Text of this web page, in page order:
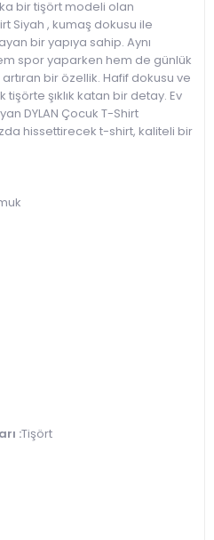
bir tişört modeli olan
Siyah , kumaş dokusu ile
bir yapıya sahip. Aynı
spor yaparken hem de günlük
artıran bir özellik. Hafif dokusu ve
şıklık katan bir detay. Ev
DYLAN Çocuk T-Shirt
hissettirecek t-shirt, kaliteli bir
:Tişört